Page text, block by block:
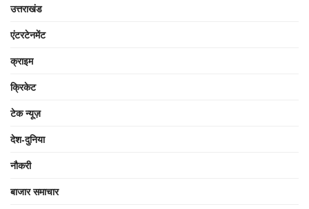
उत्तराखंड
एंटरटेनमेंट
क्राइम
क्रिकेट
टेक न्यूज़
देश-दुनिया
नौकरी
बाजार समाचार